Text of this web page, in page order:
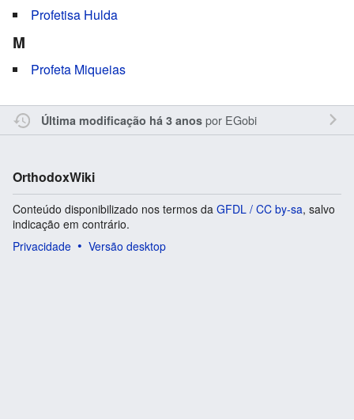
Profetisa Hulda
M
Profeta Miqueias
Última modificação há 3 anospor EGobi
OrthodoxWiki
Conteúdo disponibilizado nos termos da GFDL / CC by-sa, salvo
indicação em contrário.
Privacidade
Versão desktop